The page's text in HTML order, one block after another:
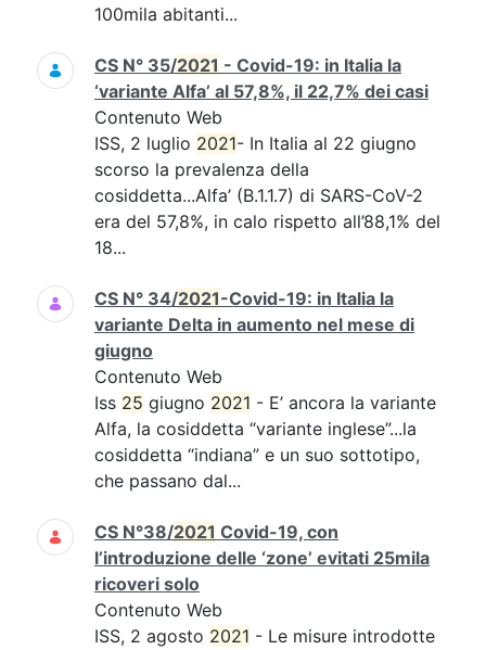
100mila abitanti...
CS N° 35/2021 - Covid-19: in Italia la
‘variante Alfa’ al 57,8%, il 22,7% dei casi
Contenuto Web
ISS, 2 luglio 2021- In Italia al 22 giugno
scorso la prevalenza della
cosiddetta...Alfa’ (B.1.1.7) di SARS-CoV-2
era del 57,8%, in calo rispetto all’88,1% del
18...
CS N° 34/2021-Covid-19: in Italia la
variante Delta in aumento nel mese di
giugno
Contenuto Web
Iss 25 giugno 2021 - E’ ancora la variante
Alfa, la cosiddetta “variante inglese”...la
cosiddetta “indiana” e un suo sottotipo,
che passano dal...
CS N°38/2021 Covid-19, con
l’introduzione delle ‘zone’ evitati 25mila
ricoveri solo
Contenuto Web
ISS, 2 agosto 2021 - Le misure introdotte